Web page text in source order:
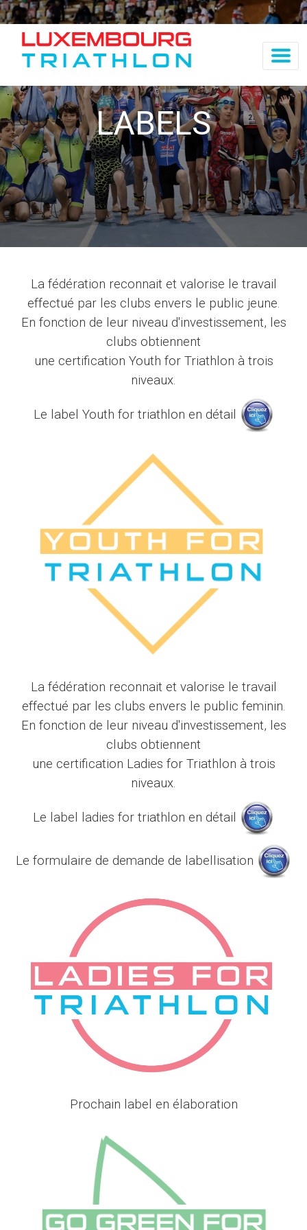
LABELS
La fédération reconnait et valorise le travail
effectué par les clubs envers le public jeune.
En fonction de leur niveau d'investissement, les
clubs obtiennent
une certification Youth for Triathlon à trois
niveaux.
Le label Youth for triathlon en détail
La fédération reconnait et valorise le travail
effectué par les clubs envers le public feminin.
En fonction de leur niveau d'investissement, les
clubs obtiennent
une certification Ladies for Triathlon à trois
niveaux.
Le label ladies for triathlon en détail
Le formulaire de demande de labellisation
Prochain label en élaboration